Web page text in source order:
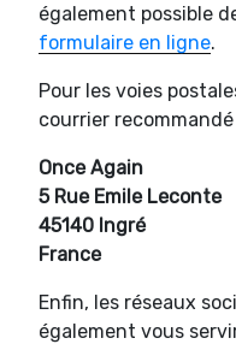
également possible
formulaire en ligne.
Pour les voies
courrier
Once Again
5 Rue Emile Leconte
45140 Ingré
France
Enfin, les réseaux
également vous